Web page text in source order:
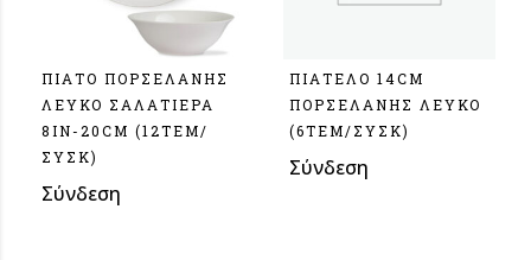
ΠΙΑΤΟ ΠΟΡΣΕΛΑΝΗΣ
ΛΕΥΚΟ ΣΑΛΑΤΙΕΡΑ
8IN-20CM (12ΤΕΜ/
ΣΥΣΚ)
Σύνδεση
ΠΙΑΤΕΛΟ 14CM
ΠΟΡΣΕΛΑΝΗΣ ΛΕΥΚΟ
(6ΤΕΜ/ΣΥΣΚ)
Σύνδεση